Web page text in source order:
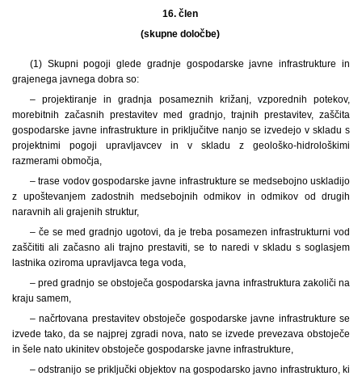
16. člen
(skupne določbe)
(1) Skupni pogoji glede gradnje gospodarske javne infrastrukture in
grajenega javnega dobra so:
– projektiranje in gradnja posameznih križanj, vzporednih potekov,
morebitnih začasnih prestavitev med gradnjo, trajnih prestavitev, zaščita
gospodarske javne infrastrukture in priključitve nanjo se izvedejo v skladu s
projektnimi pogoji upravljavcev in v skladu z geološko-hidrološkimi
razmerami območja,
– trase vodov gospodarske javne infrastrukture se medsebojno uskladijo
z upoštevanjem zadostnih medsebojnih odmikov in odmikov od drugih
naravnih ali grajenih struktur,
– če se med gradnjo ugotovi, da je treba posamezen infrastrukturni vod
zaščititi ali začasno ali trajno prestaviti, se to naredi v skladu s soglasjem
lastnika oziroma upravljavca tega voda,
– pred gradnjo se obstoječa gospodarska javna infrastruktura zakoliči na
kraju samem,
– načrtovana prestavitev obstoječe gospodarske javne infrastrukture se
izvede tako, da se najprej zgradi nova, nato se izvede prevezava obstoječe
in šele nato ukinitev obstoječe gospodarske javne infrastrukture,
– odstranijo se priključki objektov na gospodarsko javno infrastrukturo, ki